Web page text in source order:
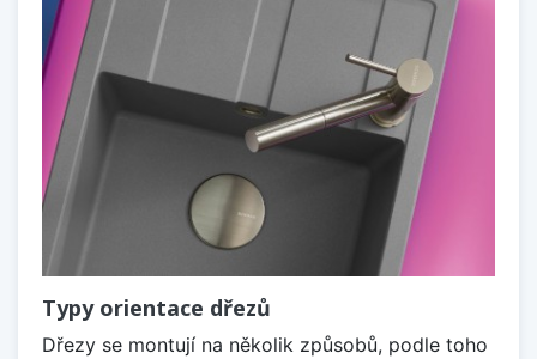
Typy orientace dřezů
Dřezy se montují na několik způsobů, podle toho